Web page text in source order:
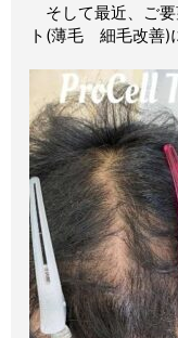
そして最近、ご要
ト(薄毛 細毛改善)